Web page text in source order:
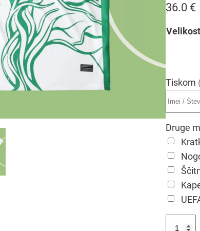
36.0 €
Tiskom
Druge